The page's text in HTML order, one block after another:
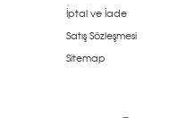
İptal ve İade
Satış Sözleşmesi
Sitemap